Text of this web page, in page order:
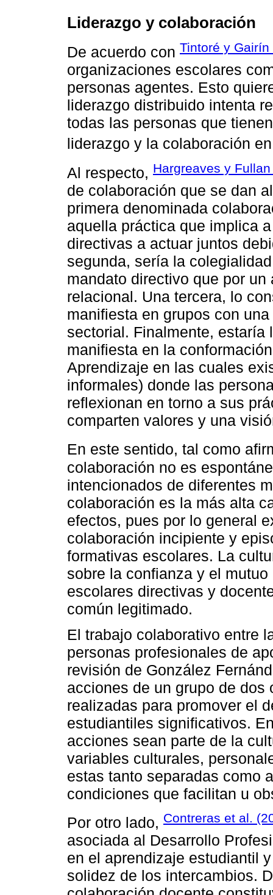
Liderazgo y colaboración
De acuerdo con Tintoré y Gairín
organizaciones escolares
personas agentes. Esto
liderazgo distribuido intenta
todas las personas que
liderazgo y la colaboración
Al respecto, Hargreaves y
de colaboración que se dan
primera denominada
aquella práctica que implica
directivas a actuar juntos
segunda, sería la
mandato directivo que por
relacional. Una tercera, lo
manifiesta en grupos con
sectorial. Finalmente,
manifiesta en la
Aprendizaje en las cuales
informales) donde las
reflexionan en torno a sus
comparten valores y una
En este sentido, tal como
colaboración no es
intencionados de diferentes
colaboración es la más alta
efectos, pues por lo general
colaboración incipiente y
formativas escolares. La
sobre la confianza y el
escolares directivas y
común legitimado.
El trabajo colaborativo entre
personas profesionales de
revisión de González
acciones de un grupo de
realizadas para promover el
estudiantiles significativos.
acciones sean parte de la
variables culturales,
estas tanto separadas como
condiciones que facilitan u
Por otro lado, Contreras et al.
asociada al Desarrollo
en el aprendizaje estudiantil
solidez de los intercambios.